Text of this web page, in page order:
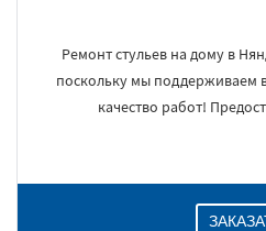
Ремонт стульев на дому в
поскольку мы поддерживаем
качество работ!